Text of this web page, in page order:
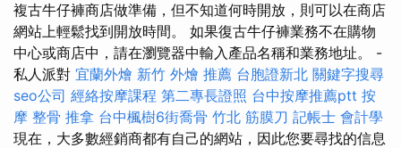
複古牛仔褲商店做準備，但不知道何時開放，則可以在商店
網站上輕鬆找到開放時間。 如果復古牛仔褲業務不在購物
中心或商店中，請在瀏覽器中輸入產品名稱和業務地址。 -
私人派對 宜蘭外燴 新竹 外燴 推薦 台胞證新北 關鍵字搜尋
seo公司 經絡按摩課程 第二專長證照 台中按摩推薦ptt 按
摩 整骨 推拿 台中楓樹6街喬骨 竹北 筋膜刀 記帳士 會計學
現在，大多數經銷商都有自己的網站，因此您要尋找的信息